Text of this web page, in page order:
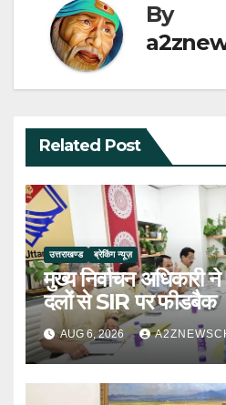
By
Related Post
उत्तराखण्ड ब्रेकिंग न्यूज़
मुख्य निर्वाचन अधिकारी
दलों से SIR पर फीडबैक
AUG 6, 2026